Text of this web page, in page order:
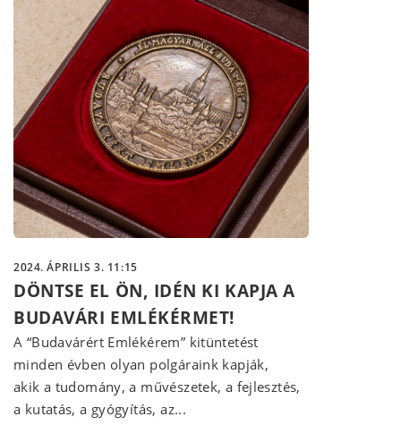
2024. ÁPRILIS 3. 11:15
DÖNTSE EL ÖN, IDÉN KI KAPJA A
BUDAVÁRI EMLÉKÉRMET!
A “Budavárért Emlékérem” kitüntetést
minden évben olyan polgáraink kapják,
akik a tudomány, a művészetek, a fejlesztés,
a kutatás, a gyógyítás, az...